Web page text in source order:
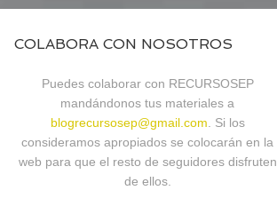
COLABORA CON NOSOTROS
Puedes colaborar con RECURSOSEP
mandándonos tus materiales a
blogrecursosep@gmail.com . Si los
consideramos apropiados se colocarán en la
web para que el resto de seguidores disfruten
de ellos.